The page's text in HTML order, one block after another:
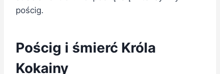
pościg.
Pościg i śmierć Króla
Kokainy